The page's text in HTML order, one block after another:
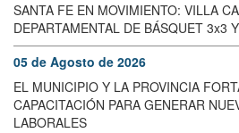
SANTA FE EN MOVIMIENTO: VILLA
DEPARTAMENTAL DE BÁSQUET 3x3
05 de Agosto de 2026
EL MUNICIPIO Y LA PROVINCIA
CAPACITACIÓN PARA GENERAR
LABORALES